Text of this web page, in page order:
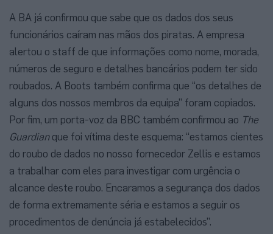
A BA já confirmou que sabe que os dados dos seus
funcionários caíram nas mãos dos piratas. A empresa
alertou o staff de que informações como nome, morada,
números de seguro e detalhes bancários podem ter sido
roubados. A Boots também confirma que “os detalhes de
alguns dos nossos membros da equipa” foram copiados.
Por fim, um porta-voz da BBC também confirmou ao The
Guardianque foi vítima deste esquema: “estamos cientes
do roubo de dados no nosso fornecedor Zellis e estamos
a trabalhar com eles para investigar com urgência o
alcance deste roubo. Encaramos a segurança dos dados
de forma extremamente séria e estamos a seguir os
procedimentos de denúncia já estabelecidos”.